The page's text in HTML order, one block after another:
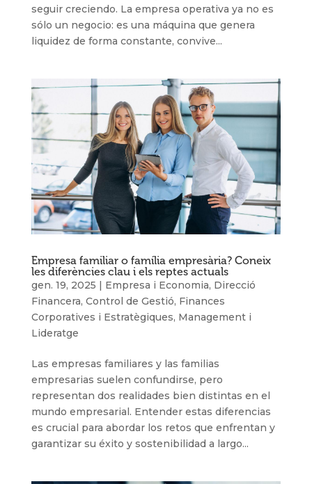
seguir creciendo. La empresa operativa ya no es
sólo un negocio: es una máquina que genera
liquidez de forma constante, convive...
Empresa familiar o família empresària? Coneix
les diferències clau i els reptes actuals
gen. 19, 2025 | Empresa i Economia, Direcció
Financera, Control de Gestió, Finances
Corporatives i Estratègiques, Management i
Lideratge
Las empresas familiares y las familias
empresarias suelen confundirse, pero
representan dos realidades bien distintas en el
mundo empresarial. Entender estas diferencias
es crucial para abordar los retos que enfrentan y
garantizar su éxito y sostenibilidad a largo...